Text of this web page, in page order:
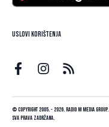
Uslovi korištenja
© Copyright 2005. - 2026. Radio M Media Group.
Sva prava zadržana.